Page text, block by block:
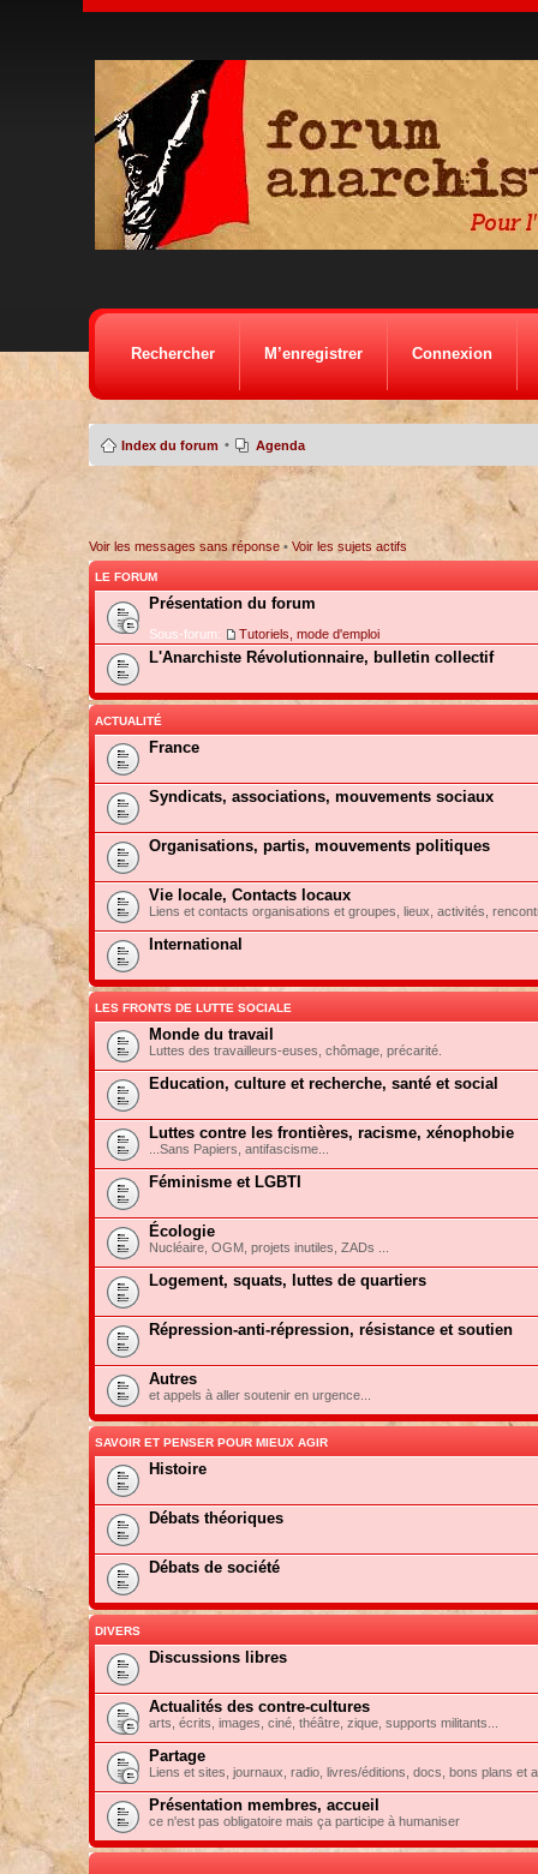
Rechercher M’enregistrer Connexion
Index du forum • Agenda
Voir les messages sans réponse• Voir les sujets actifs
LE FORUM
Présentation du forum
Sous-forum: Tutoriels, mode d'emploi
L'Anarchiste Révolutionnaire, bulletin collectif
ACTUALITÉ
France
Syndicats, associations, mouvements sociaux
Organisations, partis, mouvements politiques
Vie locale, Contacts locaux
Liens et contacts organisations et groupes, lieux, activités,
International
LES FRONTS DE LUTTE SOCIALE
Monde du travail
Luttes des travailleurs-euses, chômage, précarité.
Education, culture et recherche, santé et social
Luttes contre les frontières, racisme, xénophobie
...Sans Papiers, antifascisme...
Féminisme et LGBTI
Écologie
Nucléaire, OGM, projets inutiles, ZADs ...
Logement, squats, luttes de quartiers
Répression-anti-répression, résistance et soutien
Autres
et appels à aller soutenir en urgence...
SAVOIR ET PENSER POUR MIEUX AGIR
Histoire
Débats théoriques
Débats de société
DIVERS
Discussions libres
Actualités des contre-cultures
arts, écrits, images, ciné, théâtre, zique, supports militants...
Partage
Liens et sites, journaux, radio, livres/éditions, docs, bons plans et
Présentation membres, accueil
ce n'est pas obligatoire mais ça participe à humaniser